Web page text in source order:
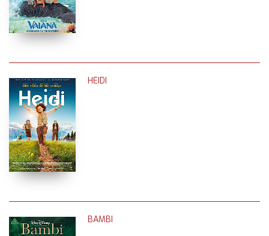
HEIDI
BAMBI